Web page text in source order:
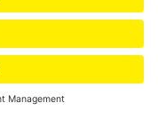
8486)484 (-), pp.